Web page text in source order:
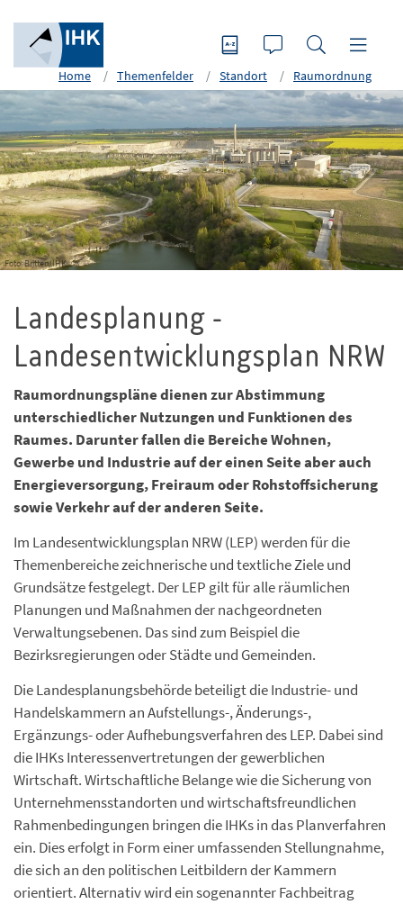
Home Themenfelder Standort Raumordnung
Foto: Britten/IHK
Landesplanung -
Landesentwicklungsplan NRW
Raumordnungspläne dienen zur Abstimmung
unterschiedlicher Nutzungen und Funktionen des
Raumes. Darunter fallen die Bereiche Wohnen,
Gewerbe und Industrie auf der einen Seite aber auch
Energieversorgung, Freiraum oder Rohstoffsicherung
sowie Verkehr auf der anderen Seite.
Im Landesentwicklungsplan NRW (LEP) werden für die
Themenbereiche zeichnerische und textliche Ziele und
Grundsätze festgelegt. Der LEP gilt für alle räumlichen
Planungen und Maßnahmen der nachgeordneten
Verwaltungsebenen. Das sind zum Beispiel die
Bezirksregierungen oder Städte und Gemeinden.
Die Landesplanungsbehörde beteiligt die Industrie- und
Handelskammern an Aufstellungs-, Änderungs-,
Ergänzungs- oder Aufhebungsverfahren des LEP. Dabei sind
die IHKs Interessenvertretungen der gewerblichen
Wirtschaft. Wirtschaftliche Belange wie die Sicherung von
Unternehmensstandorten und wirtschaftsfreundlichen
Rahmenbedingungen bringen die IHKs in das Planverfahren
ein. Dies erfolgt in Form einer umfassenden Stellungnahme,
die sich an den politischen Leitbildern der Kammern
orientiert. Alternativ wird ein sogenannter Fachbeitrag